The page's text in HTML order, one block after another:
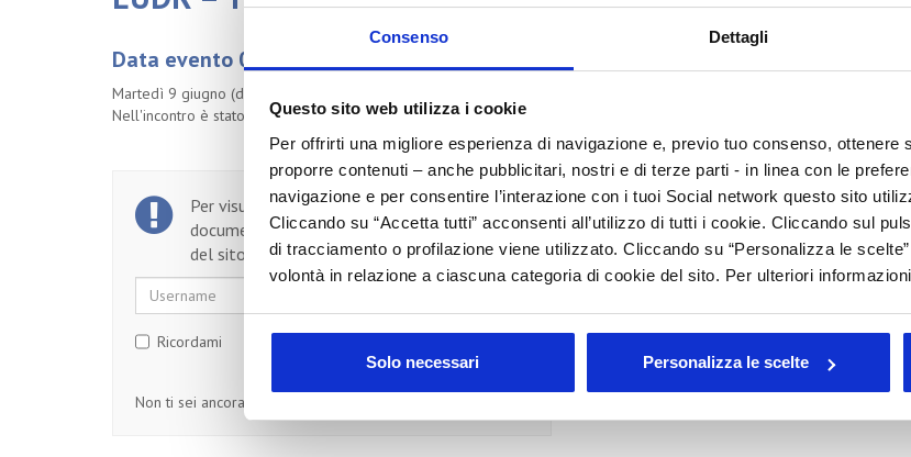
Consenso Dettagli
Questo sito web utilizza i cookie
Per offrirti una migliore esperienza di navigazione e, previo tuo consenso, ottenere
proporre contenuti – anche pubblicitari, nostri e di terze parti - in linea con le
navigazione e per consentire l’interazione con i tuoi Social network questo sito
Cliccando su “Accetta tutti” acconsenti all’utilizzo di tutti i cookie. Cliccando sul
di tracciamento o profilazione viene utilizzato. Cliccando su “Personalizza le
volontà in relazione a ciascuna categoria di cookie del sito. Per ulteriori
Solo necessari Personalizza le scelte
Data evento 09/06/2026
Martedì 9 giugno (dalle ore 11:00 alle ore 13:00) si è tenuto un webinar gratuito dedicato al tema delle EUDR.
Nell'incontro è stato analizzato il quadro normativo europeo e le implicazioni del settore cosmetico.
Per visualizzare il testo completo del
documento, devi essere un utente registrato
del sito.
Username Password
Ricordami
Non ti sei ancora registrato?